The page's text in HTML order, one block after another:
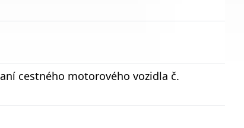
cestného motorového vozidla č.